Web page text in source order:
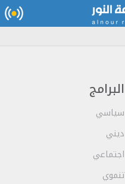
البرامج
سياسي
ديني
اجتماعي
تنموي